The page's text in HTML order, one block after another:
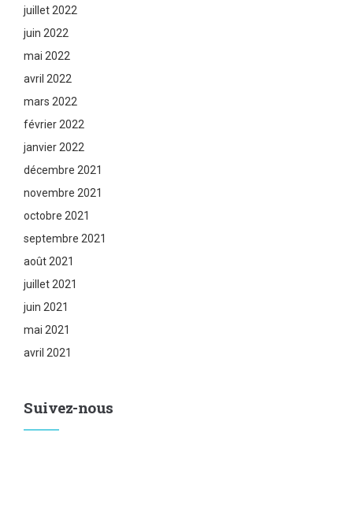
juillet 2022
juin 2022
mai 2022
avril 2022
mars 2022
février 2022
janvier 2022
décembre 2021
novembre 2021
octobre 2021
septembre 2021
août 2021
juillet 2021
juin 2021
mai 2021
avril 2021
Suivez-nous